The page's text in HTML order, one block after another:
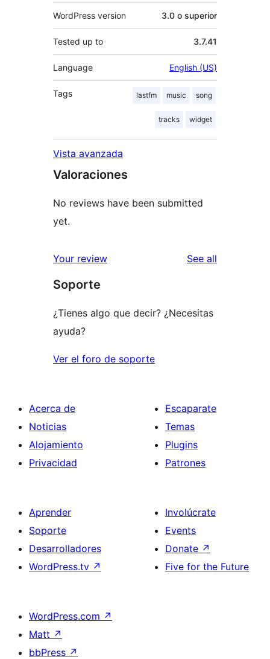
WordPress version 3.0 o superior
Tested up to 3.7.41
Language English (US)
Tags lastfm music song
tracks widget
Vista avanzada
Valoraciones
No reviews have been submitted
yet.
Your review See all
Soporte
¿Tienes algo que decir? ¿Necesitas
ayuda?
Ver el foro de soporte
Acerca de
Noticias
Alojamiento
Privacidad
Escaparate
Temas
Plugins
Patrones
Aprender
Soporte
Desarrolladores
WordPress.tv ↗
Involúcrate
Events
Donate ↗
Five for the Future
WordPress.com ↗
Matt ↗
bbPress ↗